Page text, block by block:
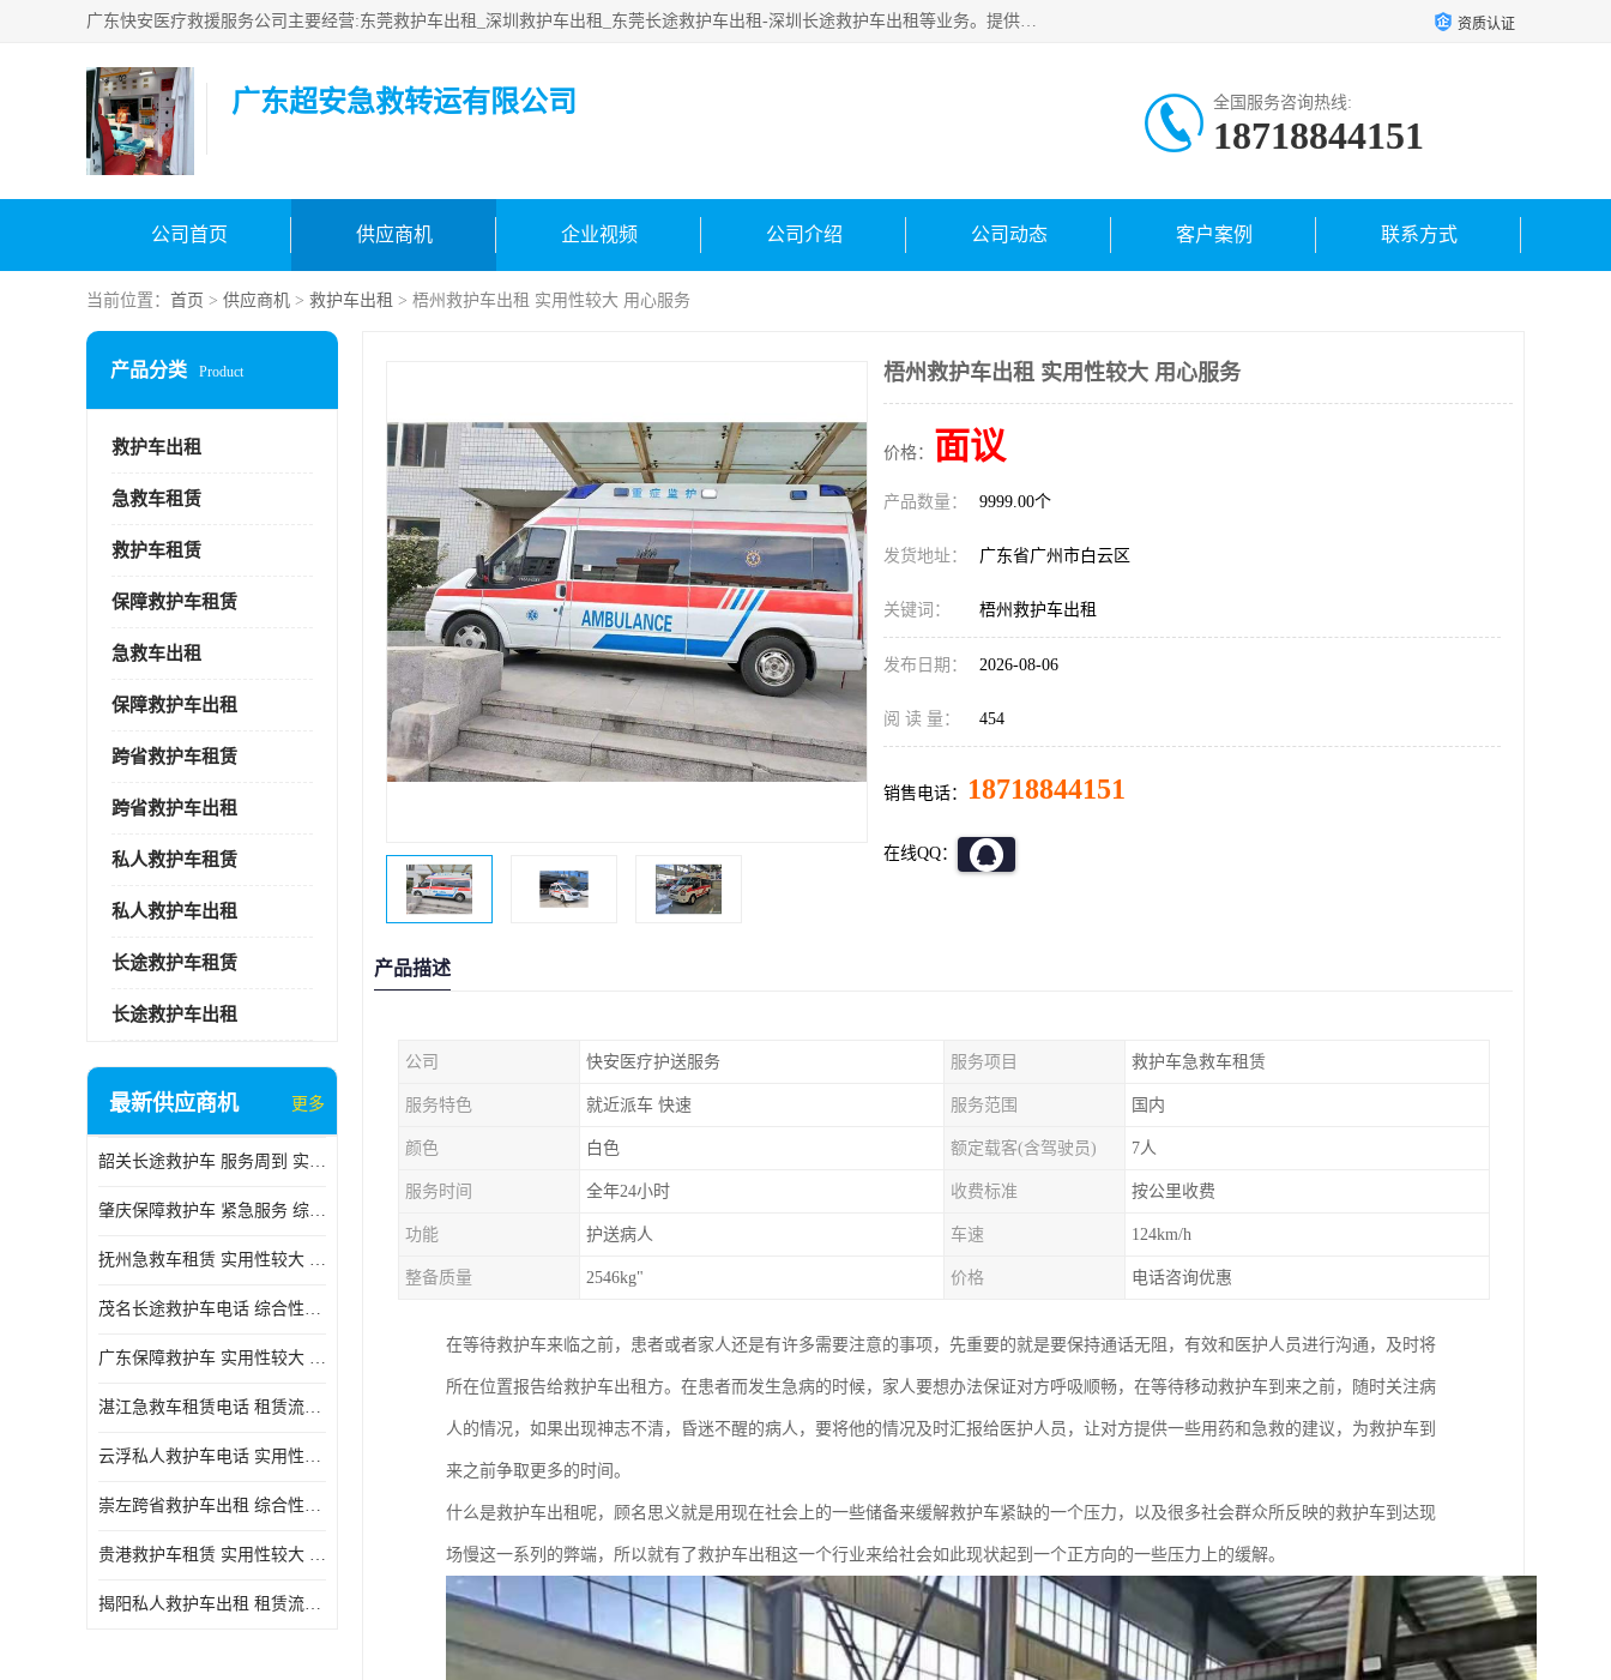
广东快安医疗救援服务公司主要经营:东莞救护车出租_深圳救护车出租_东莞长途救护车出租-深圳长途救护车出租等业务。提供救护车出租服务和长途救护车转接病人。响应及时，服务周到。 资质认证
广东超安急救转运有限公司 全国服务咨询热线:
18718844151
公司首页 供应商机 企业视频 公司介绍 公司动态 客户案例 联系方式
当前位置： 首页 > 供应商机 > 救护车出租 > 梧州救护车出租 实用性较大 用心服务
产品分类 Product
救护车出租
急救车租赁
救护车租赁
保障救护车租赁
急救车出租
保障救护车出租
跨省救护车租赁
跨省救护车出租
私人救护车租赁
私人救护车出租
长途救护车租赁
长途救护车出租
最新供应商机 更多
韶关长途救护车 服务周到 实用性较大
肇庆保障救护车 紧急服务 综合性转送
抚州急救车租赁 实用性较大 用心服务
茂名长途救护车电话 综合性转送 快捷安全
广东保障救护车 实用性较大 车型丰富
湛江急救车租赁电话 租赁流程简单 长途跨省
云浮私人救护车电话 实用性较大 实用性高
崇左跨省救护车出租 综合性转送 快捷安全
贵港救护车租赁 实用性较大 车型丰富
揭阳私人救护车出租 租赁流程简单 长途跨省
梧州救护车出租 实用性较大 用心服务
价格： 面议
产品数量： 9999.00个
发货地址： 广东省广州市白云区
关键词： 梧州救护车出租
发布日期： 2026-08-06
阅 读 量： 454
销售电话： 18718844151
在线QQ：
产品描述
公司 快安医疗护送服务 服务项目 救护车急救车租赁
服务特色 就近派车 快速 服务范围 国内
颜色 白色 额定载客(含驾驶员) 7人
服务时间 全年24小时 收费标准 按公里收费
功能 护送病人 车速 124km/h
整备质量 2546kg" 价格 电话咨询优惠
在等待救护车来临之前，患者或者家人还是有许多需要注意的事项，先重要的就是要保持通话无阻，有效和医护人员进行沟通，及时将
所在位置报告给救护车出租方。在患者而发生急病的时候，家人要想办法保证对方呼吸顺畅，在等待移动救护车到来之前，随时关注病
人的情况，如果出现神志不清，昏迷不醒的病人，要将他的情况及时汇报给医护人员，让对方提供一些用药和急救的建议，为救护车到
来之前争取更多的时间。
什么是救护车出租呢，顾名思义就是用现在社会上的一些储备来缓解救护车紧缺的一个压力，以及很多社会群众所反映的救护车到达现
场慢这一系列的弊端，所以就有了救护车出租这一个行业来给社会如此现状起到一个正方向的一些压力上的缓解。